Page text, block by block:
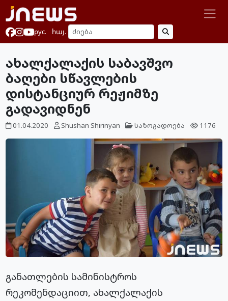
рус. հայ.
ახალქალაქის საბავშვო
ბაღები სწავლების
დისტანციურ რეჟიმზე
გადავიდნენ
01.04.2020 Shushan Shirinyan საზოგადოება 1176
განათლების სამინისტროს
რეკომენდაციით, ახალქალაქის